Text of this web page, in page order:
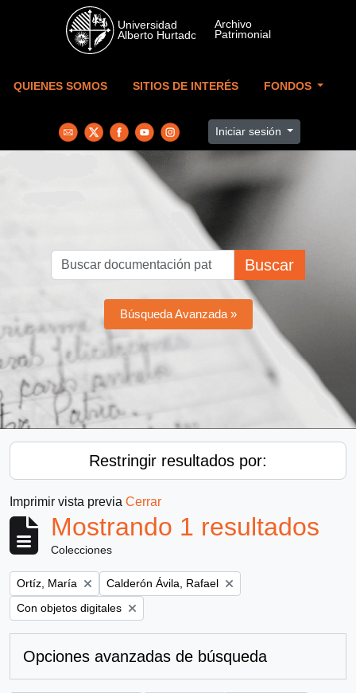
Skip to main content
QUIENES SOMOS SITIOS DE INTERÉS FONDOS
Iniciar sesión
Buscar
Búsqueda Avanzada »
Restringir resultados por:
Imprimir vista previa Cerrar
Mostrando 1 resultados
Colecciones
Remove filter:
Ortíz, María Remove filter:
Calderón Ávila, Rafael
Remove filter:
Con objetos digitales
Opciones avanzadas de búsqueda